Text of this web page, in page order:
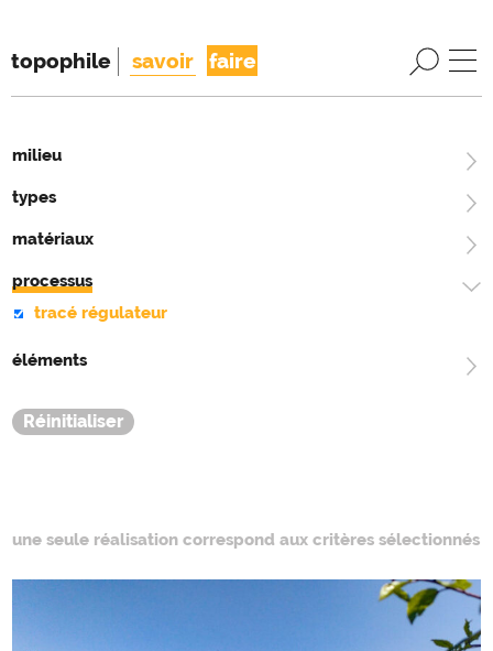
topophile savoir faire
milieu
types
matériaux
processus
tracé régulateur
éléments
une seule réalisation correspond aux critères sélectionnés